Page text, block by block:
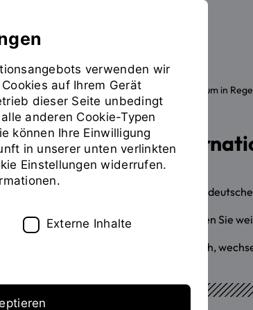
Sie
befinden
sich
auf
der
Seite
"Workshops"
Studieren International Studium in
Workshops für
Hier finden Sie Workshopangebote in
Auf der Seite des Career Service finden Sie
Für das Workshopangebot auf Englisch,
verwenden wir
auf Ihrem Gerät
dieser Seite unbedingt
anderen Cookie-Typen
können Ihre Einwilligung
in unserer unten verlinkten
Einstellungen widerrufen.
Externe Inhalte